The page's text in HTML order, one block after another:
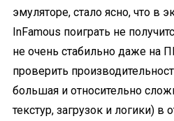
эмуляторе, стало ясно, что в
InFamous поиграть не
не очень стабильно даже на
проверить
большая и относительно
текстур, загрузок и логики)